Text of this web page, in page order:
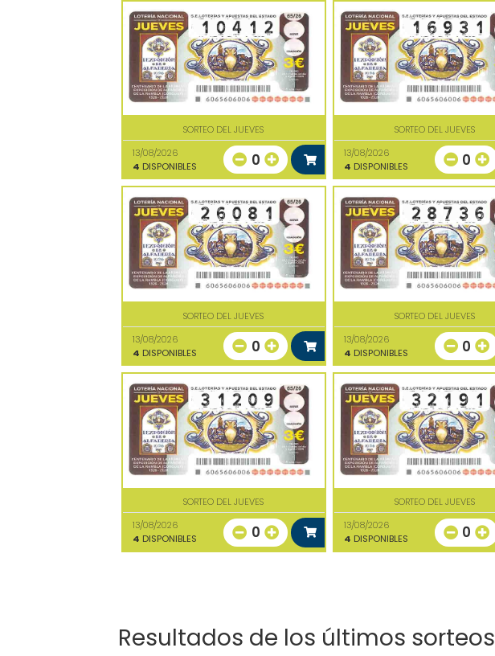
SORTEO DEL JUEVES
13/08/2026
4 DISPONIBLES 0
SORTEO DEL JUEVES
13/08/2026
4 DISPONIBLES 0
SORTEO DEL JUEVES
13/08/2026
4 DISPONIBLES 0
SORTEO DEL JUEVES
13/08/2026
4 DISPONIBLES 0
SORTEO DEL JUEVES
13/08/2026
4 DISPONIBLES 0
SORTEO DEL JUEVES
13/08/2026
4 DISPONIBLES 0
Resultados de los últimos sorteos